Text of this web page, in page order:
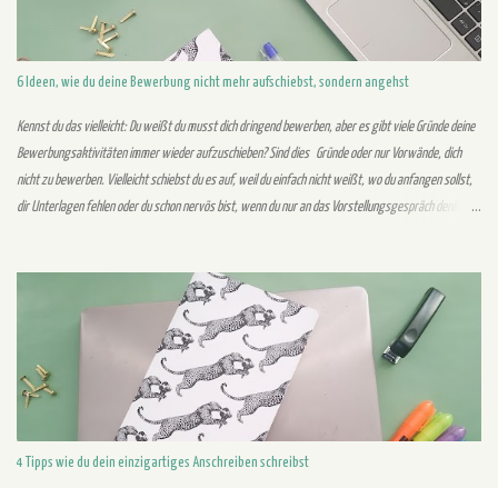
6 Ideen, wie du deine Bewerbung nicht mehr aufschiebst, sondern angehst
Kennst du das vielleicht: Du weißt du musst dich dringend bewerben, aber es gibt viele Gründe deine
Bewerbungsaktivitäten immer wieder aufzuschieben? Sind dies Gründe oder nur Vorwände, dich
nicht zu bewerben. Vielleicht schiebst du es auf, weil du einfach nicht weißt, wo du anfangen sollst,
dir Unterlagen fehlen oder du schon nervös bist, wenn du nur an das Vorstellungsgespräch denkst.
Stellenanzeigen suchen. Dies ist aufwendig und frisst eine Menge Zeit, aber du möchtest auch die
größtmögliche Auswahl bei deinen Stellen haben. Denn so findest du umso wahrscheinlicher deine
Traumstelle. Außerdem sind Stellenausschreibungen teilweise nur ein paar Tage online. In diesem
Zeitraum solltest du nicht nur die Stellenausschreibung finden, sondern du solltest dich in diesem
Zeitraum auch bewerben....
4 Tipps wie du dein einzigartiges Anschreiben schreibst